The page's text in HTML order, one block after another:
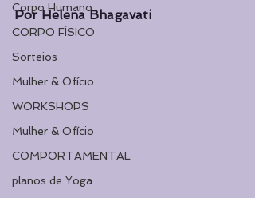
Corpo Humano
CORPO FÍSICO
Sorteios
Mulher & Ofício
WORKSHOPS
Mulher & Ofício
COMPORTAMENTAL
planos de Yoga
Por Helena Bhagavati